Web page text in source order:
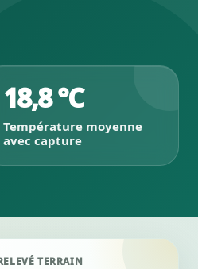
18,8 °C
Température moyenne
avec capture
TERRAIN